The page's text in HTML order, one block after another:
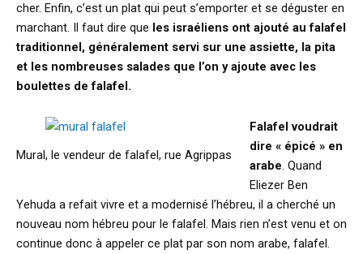
cher. Enfin, c’est un plat qui peut s’emporter et se déguster en
marchant. Il faut dire que les israéliens ont ajouté au falafel
traditionnel, généralement servi sur une assiette, la pita
et les nombreuses salades que l’on y ajoute avec les
boulettes de falafel.
Mural, le vendeur de falafel, rue Agrippas
Falafel voudrait
dire « épicé » en
arabe. Quand
Eliezer Ben
Yehuda a refait vivre et a modernisé l’hébreu, il a cherché un
nouveau nom hébreu pour le falafel. Mais rien n’est venu et on
continue donc à appeler ce plat par son nom arabe, falafel.